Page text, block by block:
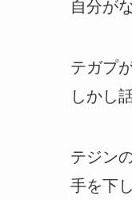
自分が
テガプ
しかし
テジン
手を下